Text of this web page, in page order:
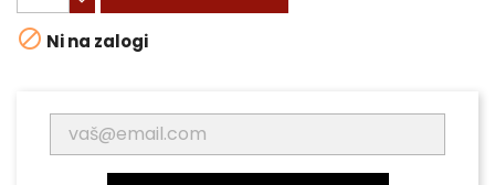
 Ni na zalogi